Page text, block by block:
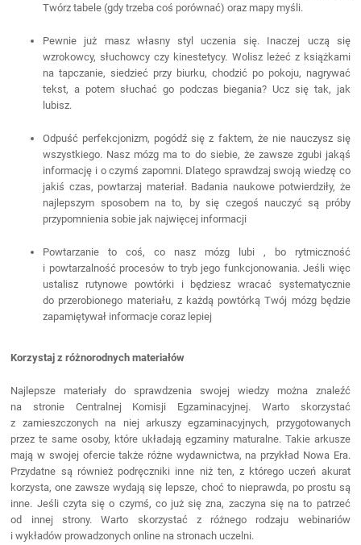
Twórz tabele (gdy trzeba coś porównać) oraz mapy myśli.
Pewnie już masz własny styl uczenia się. Inaczej uczą się
wzrokowcy, słuchowcy czy kinestetycy. Wolisz leżeć z książkami
na tapczanie, siedzieć przy biurku, chodzić po pokoju, nagrywać
tekst, a potem słuchać go podczas biegania? Ucz się tak, jak
lubisz.
Odpuść perfekcjonizm, pogódź się z faktem, że nie nauczysz się
wszystkiego. Nasz mózg ma to do siebie, że zawsze zgubi jakąś
informację i o czymś zapomni. Dlatego sprawdzaj swoją wiedzę co
jakiś czas, powtarzaj materiał. Badania naukowe potwierdziły, że
najlepszym sposobem na to, by się czegoś nauczyć są próby
przypomnienia sobie jak najwięcej informacji
Powtarzanie to coś, co nasz mózg lubi , bo rytmiczność
i powtarzalność procesów to tryb jego funkcjonowania. Jeśli więc
ustalisz rutynowe powtórki i będziesz wracać systematycznie
do przerobionego materiału, z każdą powtórką Twój mózg będzie
zapamiętywał informacje coraz lepiej
Korzystaj z różnorodnych materiałów
Najlepsze materiały do sprawdzenia swojej wiedzy można znaleźć
na stronie Centralnej Komisji Egzaminacyjnej. Warto skorzystać
z zamieszczonych na niej arkuszy egzaminacyjnych, przygotowanych
przez te same osoby, które układają egzaminy maturalne. Takie arkusze
mają w swojej ofercie także różne wydawnictwa, na przykład Nowa Era.
Przydatne są również podręczniki inne niż ten, z którego uczeń akurat
korzysta, one zawsze wydają się lepsze, choć to nieprawda, po prostu są
inne. Jeśli czyta się o czymś, co już się zna, zaczyna się na to patrzeć
od innej strony. Warto skorzystać z różnego rodzaju webinariów
i wykładów prowadzonych online na stronach uczelni.